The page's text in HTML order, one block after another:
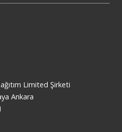
Limited Şirketi
Ankara